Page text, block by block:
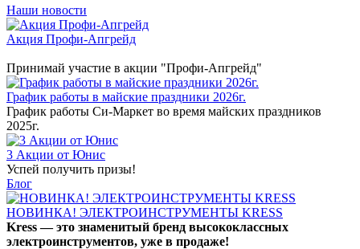
Наши новости
Акция Профи-Апгрейд
Принимай участие в акции "Профи-Апгрейд"
График работы в майские праздники 2026г.
График работы Си-Маркет во время майских праздников
2025г.
3 Акции от Юнис
Успей получить призы!
Блог
НОВИНКА! ЭЛЕКТРОИНСТРУМЕНТЫ KRESS
Kress — это знаменитый бренд высококлассных
электроинструментов, уже в продаже!